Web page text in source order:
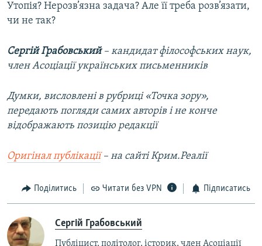
Утопія? Нерозв’язна задача? Але її треба розв’язати,
чи не так?
Сергій Грабовський – кандидат філософських наук,
член Асоціації українських письменників
Думки, висловлені в рубриці «Точка зору»,
передають погляди самих авторів і не конче
відображають позицію редакції
Оригінал публікації– на сайті Крим.Реалії
Поділитись Читати без VPN Підписатись
Сергій Грабовський
Публіцист, політолог, історик, член Асоціації